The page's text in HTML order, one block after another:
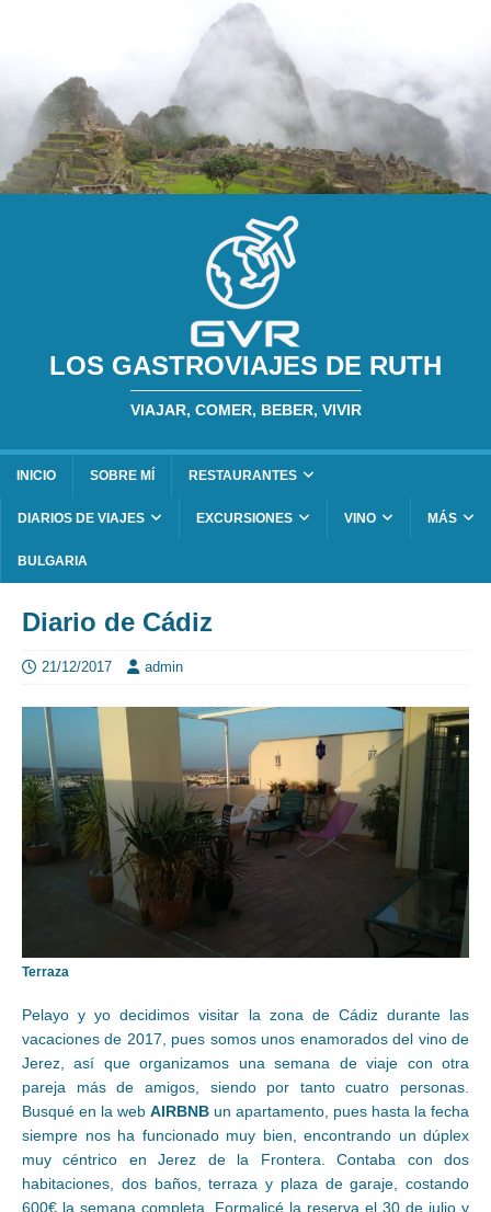
LOS GASTROVIAJES DE RUTH
VIAJAR, COMER, BEBER, VIVIR
INICIO SOBRE MÍ RESTAURANTES
DIARIOS DE VIAJES EXCURSIONES VINO MÁS
BULGARIA
Diario de Cádiz
21/12/2017 admin
Terraza
Pelayo y yo decidimos visitar la zona de Cádiz durante las
vacaciones de 2017, pues somos unos enamorados del vino de
Jerez, así que organizamos una semana de viaje con otra
pareja más de amigos, siendo por tanto cuatro personas.
Busqué en la web AIRBNB un apartamento, pues hasta la fecha
siempre nos ha funcionado muy bien, encontrando un dúplex
muy céntrico en Jerez de la Frontera. Contaba con dos
habitaciones, dos baños, terraza y plaza de garaje, costando
600€ la semana completa. Formalicé la reserva el 30 de julio y